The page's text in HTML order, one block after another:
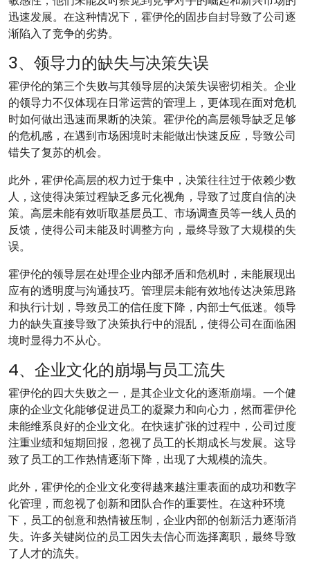
迅速发展。在这种情况下，霍伊伦的固步自封导致了公司逐
渐陷入了竞争的劣势。
3、领导力的缺失与决策失误
霍伊伦的第三个失败与其领导层的决策失误密切相关。企业
的领导力不仅体现在日常运营的管理上，更体现在面对危机
时如何做出迅速而果断的决策。霍伊伦的高层领导缺乏足够
的危机感，在遇到市场困境时未能做出快速反应，导致公司
错失了复苏的机会。
此外，霍伊伦高层的权力过于集中，决策往往过于依赖少数
人，这使得决策过程缺乏多元化视角，导致了过度自信的决
策。高层未能有效听取基层员工、市场调查员等一线人员的
反馈，使得公司未能及时调整方向，最终导致了大规模的失
误。
霍伊伦的领导层在处理企业内部矛盾和危机时，未能展现出
应有的透明度与沟通技巧。管理层未能有效地传达决策思路
和执行计划，导致员工的信任度下降，内部士气低迷。领导
力的缺失直接导致了决策执行中的混乱，使得公司在面临困
境时显得力不从心。
4、企业文化的崩塌与员工流失
霍伊伦的四大失败之一，是其企业文化的逐渐崩塌。一个健
康的企业文化能够促进员工的凝聚力和向心力，然而霍伊伦
未能维系良好的企业文化。在快速扩张的过程中，公司过度
注重业绩和短期回报，忽视了员工的长期成长与发展。这导
致了员工的工作热情逐渐下降，出现了大规模的流失。
此外，霍伊伦的企业文化变得越来越注重表面的成功和数字
化管理，而忽视了创新和团队合作的重要性。在这种环境
下，员工的创意和热情被压制，企业内部的创新活力逐渐消
失。许多关键岗位的员工因失去信心而选择离职，最终导致
了人才的流失。